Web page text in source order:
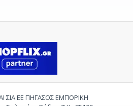
ΣΙΑ ΕΕ ΠΗΓΑΣΟΣ ΕΜΠΟΡΙΚΗ